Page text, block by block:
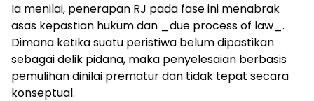
Ia menilai, penerapan RJ pada fase ini menabrak
asas kepastian hukum dan _due process of law_.
Dimana ketika suatu peristiwa belum dipastikan
sebagai delik pidana, maka penyelesaian berbasis
pemulihan dinilai prematur dan tidak tepat secara
konseptual.